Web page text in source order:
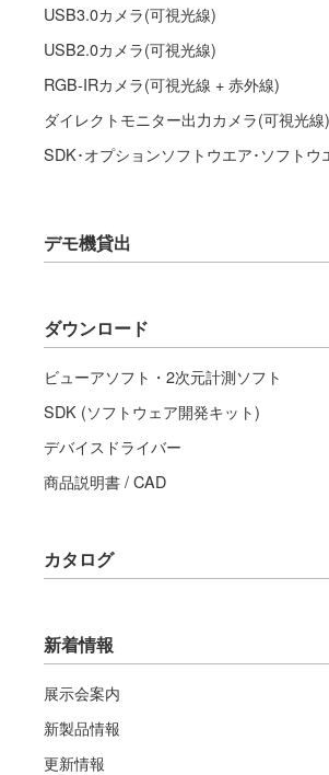
USB3.0カメラ(可視光線)
USB2.0カメラ(可視光線)
RGB-IRカメラ(可視光線 + 赤外線)
ダイレクトモニター出力カメラ(可視光線)
SDK･オプションソフトウエア･ソフトウ
デモ機貸出
ダウンロード
ビューアソフト・2次元計測ソフト
SDK (ソフトウェア開発キット)
デバイスドライバー
商品説明書 / CAD
カタログ
新着情報
展示会案内
新製品情報
更新情報